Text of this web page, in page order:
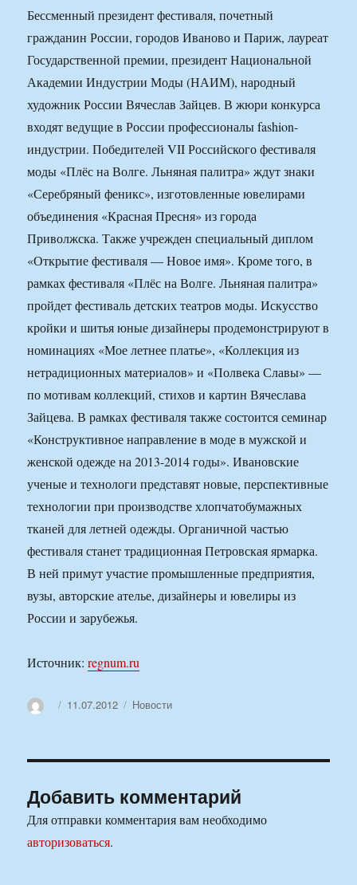
Бессменный президент фестиваля, почетный
гражданин России, городов Иваново и Париж, лауреат
Государственной премии, президент Национальной
Академии Индустрии Моды (НАИМ), народный
художник России Вячеслав Зайцев. В жюри конкурса
входят ведущие в России профессионалы fashion-
индустрии. Победителей VII Российского фестиваля
моды «Плёс на Волге. Льняная палитра» ждут знаки
«Серебряный феникс», изготовленные ювелирами
объединения «Красная Пресня» из города
Приволжска. Также учрежден специальный диплом
«Открытие фестиваля — Новое имя». Кроме того, в
рамках фестиваля «Плёс на Волге. Льняная палитра»
пройдет фестиваль детских театров моды. Искусство
кройки и шитья юные дизайнеры продемонстрируют в
номинациях «Мое летнее платье», «Коллекция из
нетрадиционных материалов» и «Полвека Славы» —
по мотивам коллекций, стихов и картин Вячеслава
Зайцева. В рамках фестиваля также состоится семинар
«Конструктивное направление в моде в мужской и
женской одежде на 2013-2014 годы». Ивановские
ученые и технологи представят новые, перспективные
технологии при производстве хлопчатобумажных
тканей для летней одежды. Органичной частью
фестиваля станет традиционная Петровская ярмарка.
В ней примут участие промышленные предприятия,
вузы, авторские ателье, дизайнеры и ювелиры из
России и зарубежья.
Источник:regnum.ru
АвторОпубликовано
11.07.2012 Рубрики
Новости
Добавить комментарий
Для отправки комментария вам необходимо
авторизоваться.